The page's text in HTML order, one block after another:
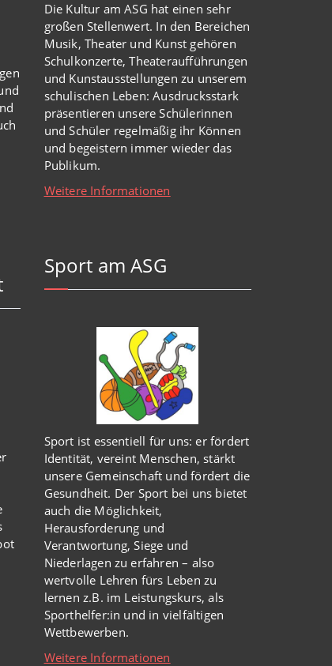
Die Kultur am ASG hat einen sehr
großen Stellenwert. In den Bereichen
Musik, Theater und Kunst gehören
Schulkonzerte, Theateraufführungen
und Kunstausstellungen zu unserem
schulischen Leben: Ausdrucksstark
präsentieren unsere Schülerinnen
und Schüler regelmäßig ihr Können
und begeistern immer wieder das
Publikum.
Weitere Informationen
Sport am ASG
Sport ist essentiell für uns: er fördert
Identität, vereint Menschen, stärkt
unsere Gemeinschaft und fördert die
Gesundheit. Der Sport bei uns bietet
auch die Möglichkeit,
Herausforderung und
Verantwortung, Siege und
Niederlagen zu erfahren – also
wertvolle Lehren fürs Leben zu
lernen z.B. im Leistungskurs, als
Sporthelfer:in und in vielfältigen
Wettbewerben.
Weitere Informationen